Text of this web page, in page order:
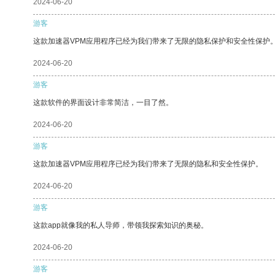
2024-06-20
游客
这款加速器VPM应用程序已经为我们带来了无限的隐私保护和安全性保护
2024-06-20
游客
这款软件的界面设计非常简洁，一目了然。
2024-06-20
游客
这款加速器VPM应用程序已经为我们带来了无限的隐私和安全性保护。
2024-06-20
游客
这款app就像我的私人导师，带领我探索知识的奥秘。
2024-06-20
游客